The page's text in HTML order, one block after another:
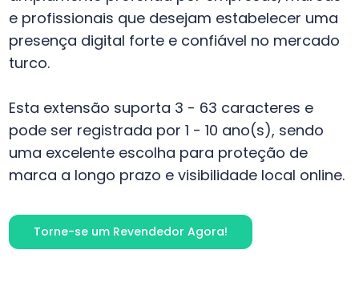
e profissionais que desejam estabelecer uma
presença digital forte e confiável no mercado
turco.
Esta extensão suporta 3 - 63 caracteres e
pode ser registrada por 1 - 10 ano(s), sendo
uma excelente escolha para proteção de
marca a longo prazo e visibilidade local online.
Torne-se um Revendedor Agora!